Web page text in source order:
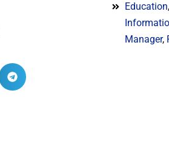
Education,
Manager,